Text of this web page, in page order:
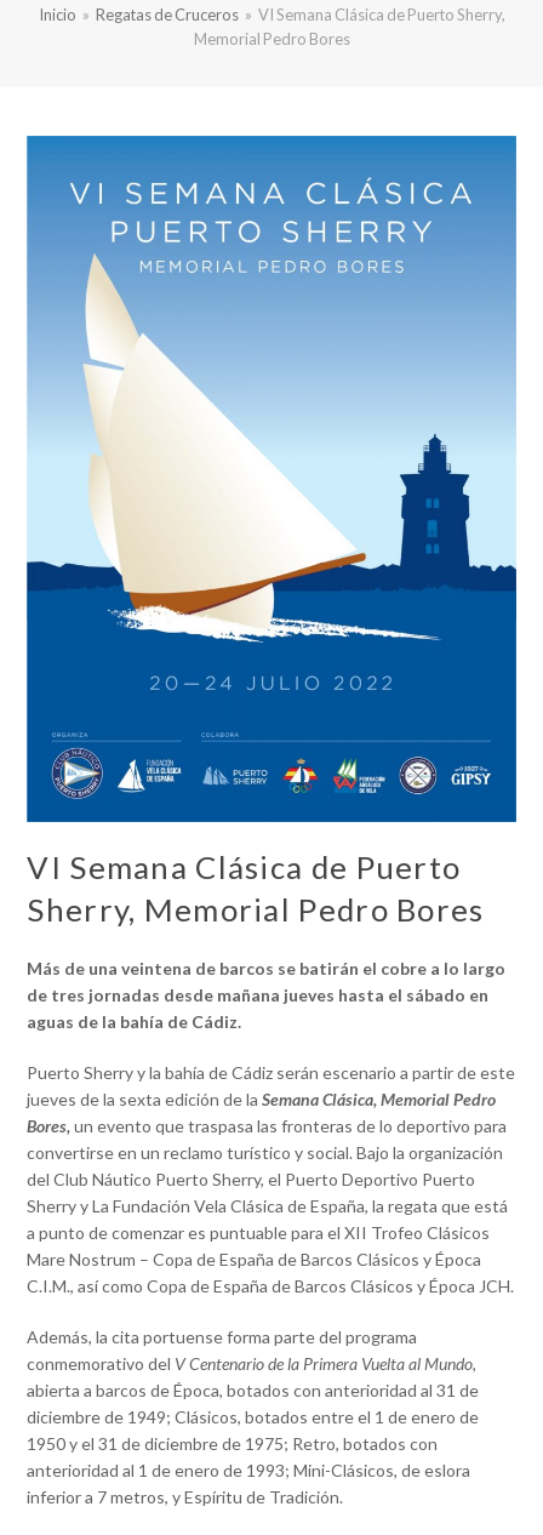
Inicio » Regatas de Cruceros » VI Semana Clásica de Puerto Sherry,
Memorial Pedro Bores
VI Semana Clásica de Puerto
Sherry, Memorial Pedro Bores
Más de una veintena de barcos se batirán el cobre a lo largo
de tres jornadas desde mañana jueves hasta el sábado en
aguas de la bahía de Cádiz.
Puerto Sherry y la bahía de Cádiz serán escenario a partir de este
jueves de la sexta edición de laSemana Clásica, Memorial Pedro
Bores, un evento que traspasa las fronteras de lo deportivo para
convertirse en un reclamo turístico y social. Bajo la organización
del Club Náutico Puerto Sherry, el Puerto Deportivo Puerto
Sherry y La Fundación Vela Clásica de España, la regata que está
a punto de comenzar es puntuable para el XII Trofeo Clásicos
Mare Nostrum – Copa de España de Barcos Clásicos y Época
C.I.M., así como Copa de España de Barcos Clásicos y Época JCH.
Además, la cita portuense forma parte del programa
conmemorativo del V Centenario de la Primera Vuelta al Mundo,
abierta a barcos de Época, botados con anterioridad al 31 de
diciembre de 1949; Clásicos, botados entre el 1 de enero de
1950 y el 31 de diciembre de 1975; Retro, botados con
anterioridad al 1 de enero de 1993; Mini-Clásicos, de eslora
inferior a 7 metros, y Espíritu de Tradición.